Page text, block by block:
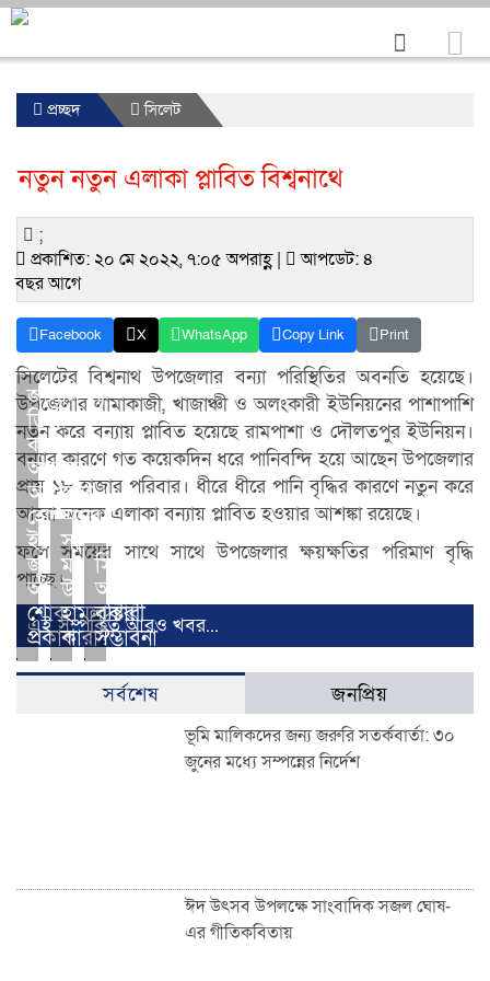
প্রচ্ছদ সিলেট
নতুন নতুন এলাকা প্লাবিত বিশ্বনাথে
;
প্রকাশিত: ২০ মে ২০২২, ৭:০৫ অপরাহ্ণ |
আপডেট: ৪
বছর আগে
Facebook X WhatsApp Copy Link Print
সিলেটের বিশ্বনাথ উপজেলার বন্যা পরিস্থিতির অবনতি হয়েছে।
উপজেলার লামাকাজী, খাজাঞ্চী ও অলংকারী ইউনিয়নের পাশাপাশি
নতুন করে বন্যায় প্লাবিত হয়েছে রামপাশা ও দৌলতপুর ইউনিয়ন।
বন্যার কারণে গত কয়েকদিন ধরে পানিবন্দি হয়ে আছেন উপজেলার
প্রায় ১৮ হাজার পরিবার। ধীরে ধীরে পানি বৃদ্ধির কারণে নতুন করে
আরো অনেক এলাকা বন্যায় প্লাবিত হওয়ার আশঙ্কা রয়েছে।
ফলে সময়ের সাথে সাথে উপজেলার ক্ষয়ক্ষতির পরিমাণ বৃদ্ধি
পাচ্ছে।
এই সম্পর্কিত আরও খবর...
জালালপুর
ডিগ্রী
কলেজের
অধ্যক্ষ
আওলাদ
হোসেনের
ইন্তেকাল,
জুয়েল
আহমদের
শোক
প্রকাশ
সাংবাদিক
মঞ্জুর
উপর
হামলাকারী
কারা?
সিলেটে
আরও
বৃষ্টির
সম্ভাবনা
সর্বশেষ জনপ্রিয়
ভূমি মালিকদের জন্য জরুরি সতর্কবার্তা: ৩০
জুনের মধ্যে সম্পন্নের নির্দেশ
ঈদ উৎসব উপলক্ষে সাংবাদিক সজল ঘোষ-
এর গীতিকবিতায়